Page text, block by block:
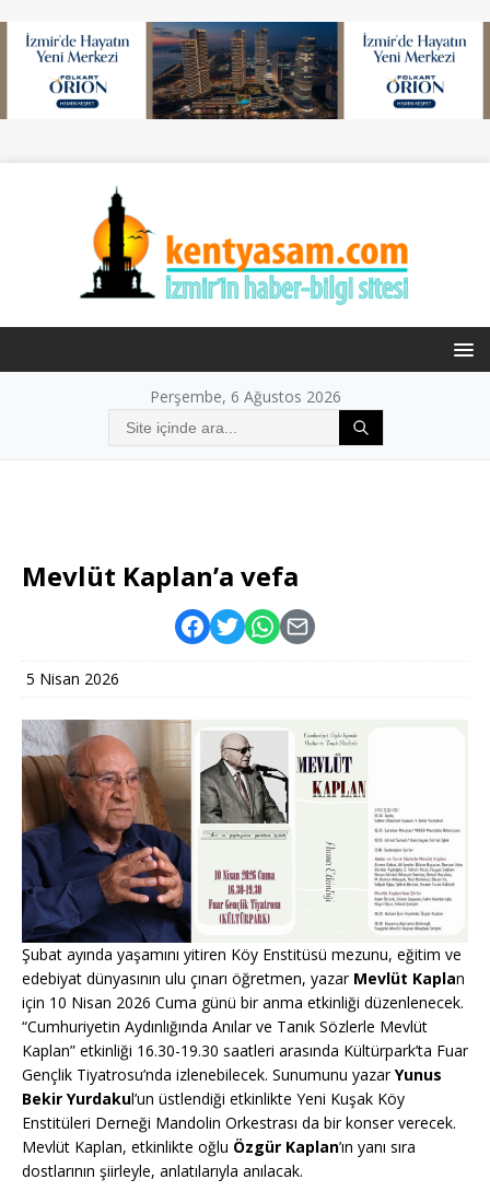
Perşembe, 6 Ağustos 2026
Mevlüt Kaplan’a vefa
5 Nisan 2026
Şubat ayında yaşamını yitiren Köy Enstitüsü mezunu, eğitim ve
edebiyat dünyasının ulu çınarı öğretmen, yazar Mevlüt Kaplan
için 10 Nisan 2026 Cuma günü bir anma etkinliği düzenlenecek.
“Cumhuriyetin Aydınlığında Anılar ve Tanık Sözlerle Mevlüt
Kaplan” etkinliği 16.30-19.30 saatleri arasında Kültürpark’ta Fuar
Gençlik Tiyatrosu’nda izlenebilecek. Sunumunu yazarYunus
Bekir Yurdakul’un üstlendiği etkinlikte Yeni Kuşak Köy
Enstitüleri Derneği Mandolin Orkestrası da bir konser verecek.
Mevlüt Kaplan, etkinlikte oğlu Özgür Kaplan’ın yanı sıra
dostlarının şiirleyle, anlatılarıyla anılacak.